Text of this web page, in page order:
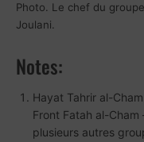
Photo. Le chef du
Joulani.
Notes:
Hayat Tahrir al-
Front Fatah al-
plusieurs autres